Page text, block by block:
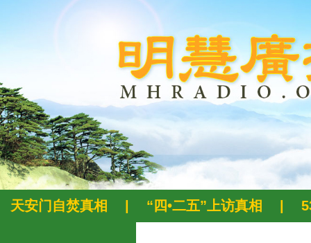
天安门自焚真相 “四•二五”上访真相